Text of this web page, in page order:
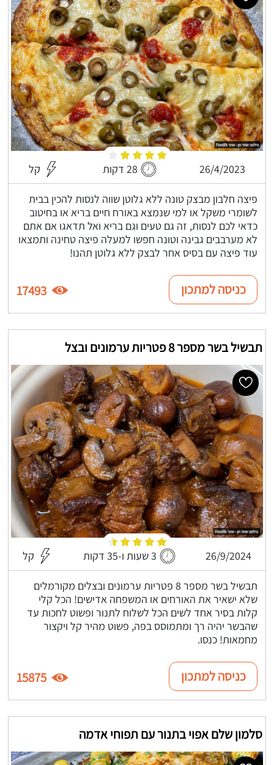
26/4/2023 28 דקות קל
פיצה חלבון מבצק טונה ללא גלוטן שווה לנסות להכין בבית
לשומרי משקל או למי שנמצא באורח חיים בריא או בחיטוב
כדאי לכם לנסות, זה גם טעים וגם בריא ואל תדאגו אם אתם
לא מערבבים גבינה וטונה חפשו למעלה פיצה טחינה ותמצאו
עוד פיצה עם בסיס אחר לבצק ללא גלוטן תהנו!
כניסה למתכון 17493
תבשיל בשר מספר 8 פטריות ערמונים ובצל
26/9/2024 3 שעות ו-35 דקות קל
תבשיל בשר מספר 8 פטריות ערמונים ובצלים מקורמלים
שלא ישאיר את האורחים או המשפחה אדישים! הכל קלי
קלות בסיר אחד לשים הכל לשלוח לתנור ופשוט לחכות עד
שהבשר יהיה רך ומתמוסס בפה, פשוט מהיר קל ויקצור
מחמאות! כנסו.
כניסה למתכון 15875
סלמון שלם אפוי בתנור עם תפוחי אדמה